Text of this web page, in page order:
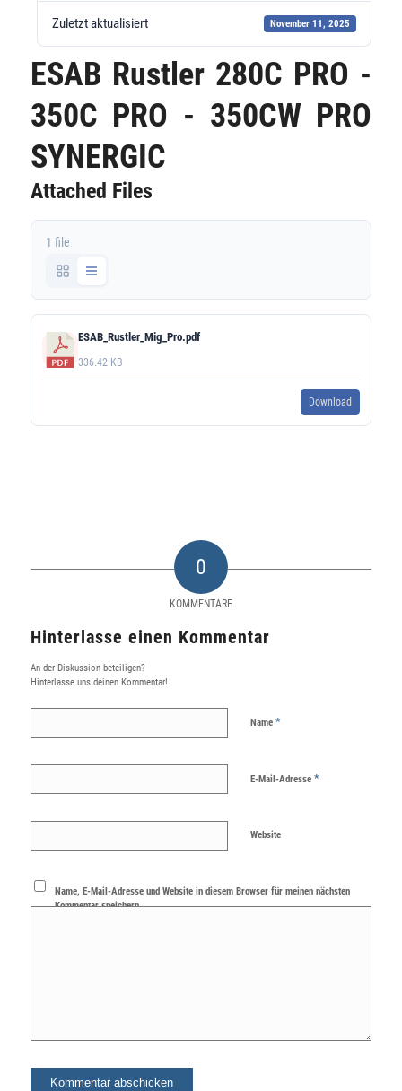
Zuletzt aktualisiert November 11, 2025
ESAB Rustler 280C PRO -
350C PRO - 350CW PRO
SYNERGIC
Attached Files
1 file
ESAB_Rustler_Mig_Pro.pdf
336.42 KB
Download
0
KOMMENTARE
Hinterlasse einen Kommentar
An der Diskussion beteiligen?
Hinterlasse uns deinen Kommentar!
Name *
E-Mail-Adresse *
Website
Name, E-Mail-Adresse und Website in diesem Browser für meinen nächsten
Kommentar speichern.